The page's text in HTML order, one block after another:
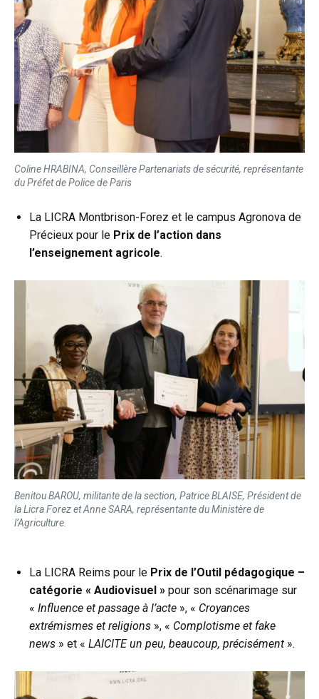
Coline HRABINA, Conseillère Partenariats de sécurité, représentante
du Préfet de Police de Paris
La LICRA Montbrison-Forez et le campus Agronova de
Précieux pour le Prix de l’action dans
l’enseignement agricole.
Benitou BAROU, militante de la section, Patrice BLAISE, Président de
la Licra Forez et Anne SARA, représentante du Ministère de
l’Agriculture.
La LICRA Reims pour le Prix de l’Outil pédagogique –
catégorie « Audiovisuel » pour son scénarimage sur
« Influence et passage à l’acte », « Croyances
extrémismes et religions », « Complotisme et fake
news » et « LAICITE un peu, beaucoup, précisément ».